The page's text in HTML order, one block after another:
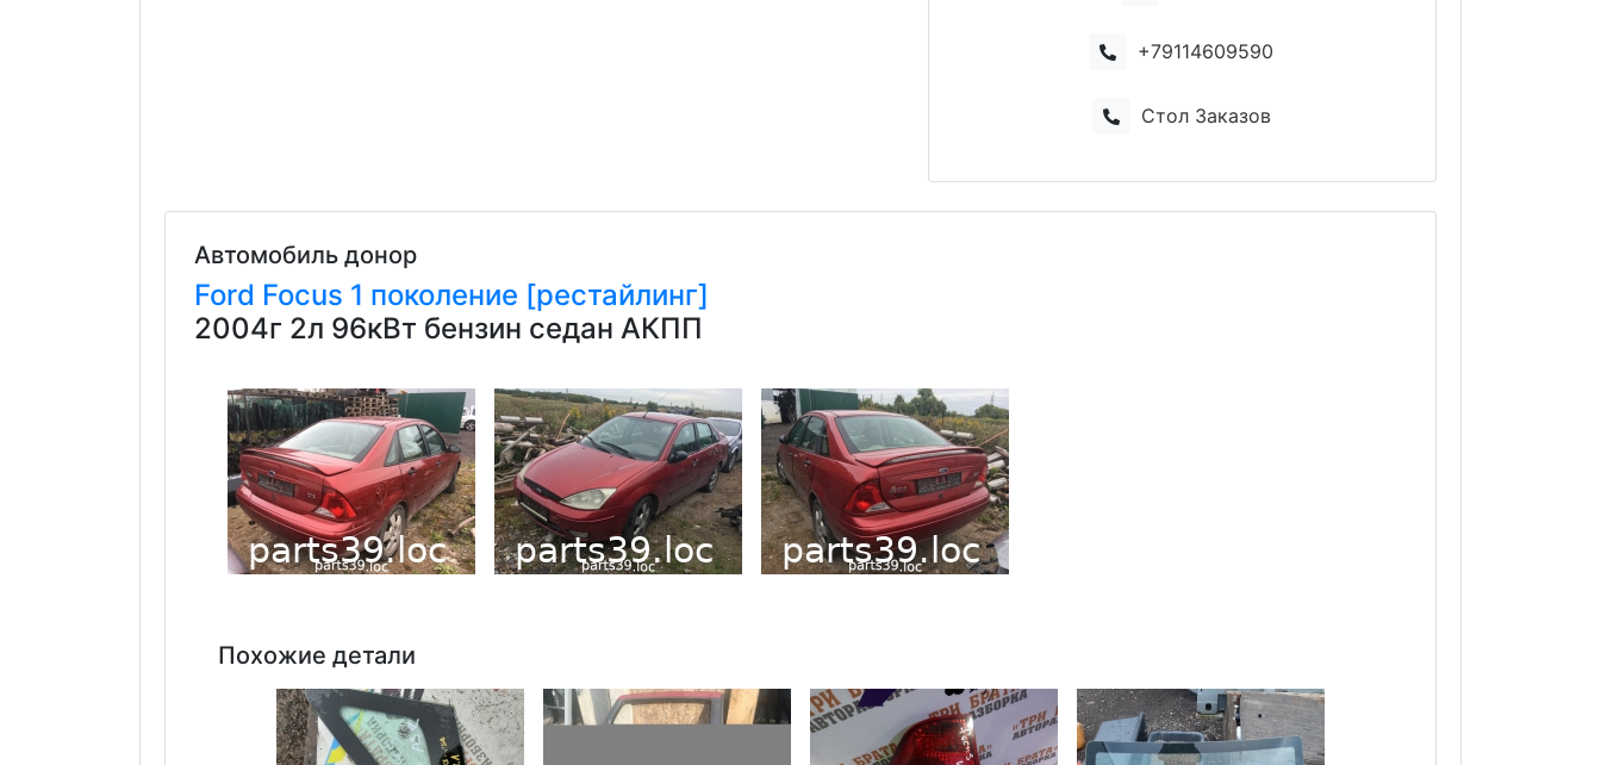
+79114609590
Стол Заказов
Автомобиль донор
Ford Focus 1 поколение [рестайлинг]
2004г 2л 96кВт бензин седан АКПП
Похожие детали